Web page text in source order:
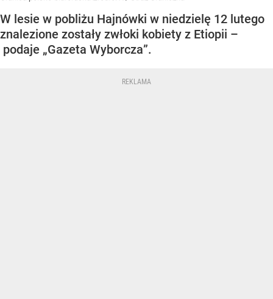
W lesie w pobliżu Hajnówki w niedzielę 12 lutego
znalezione zostały zwłoki kobiety z Etiopii –
podaje „Gazeta Wyborcza”.